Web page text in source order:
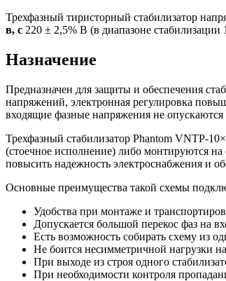
Трехфазный тиристорный стабилизатор
в, с 220 ± 2,5% В (в диапазоне стабилизации
Назначение
Предназначен для защиты и обеспечения
напряжений, электронная регулировка
входящие фазные напряжения не
Трехфазный стабилизатор Phantom VNTP-
(стоечное исполнение) либо монтируются
повысить надежность электроснабжения и
Основные преимущества такой схемы
Удобства при монтаже и
Допускается большой перекос фаз на
Есть возможность собирать схему из
Не боится несимметричной нагрузки
При выходе из строя одного
При необходимости контроля